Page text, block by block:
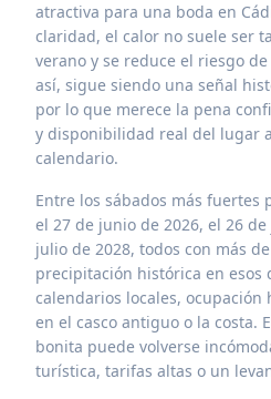
atractiva para una boda en
claridad, el calor no suele ser
verano y se reduce el riesgo
así, sigue siendo una señal
por lo que merece la pena
y disponibilidad real del lugar
calendario.
Entre los sábados más fuertes
el 27 de junio de 2026, el 26
julio de 2028, todos con más
precipitación histórica en esos
calendarios locales, ocupación
en el casco antiguo o la costa.
bonita puede volverse
turística, tarifas altas o un